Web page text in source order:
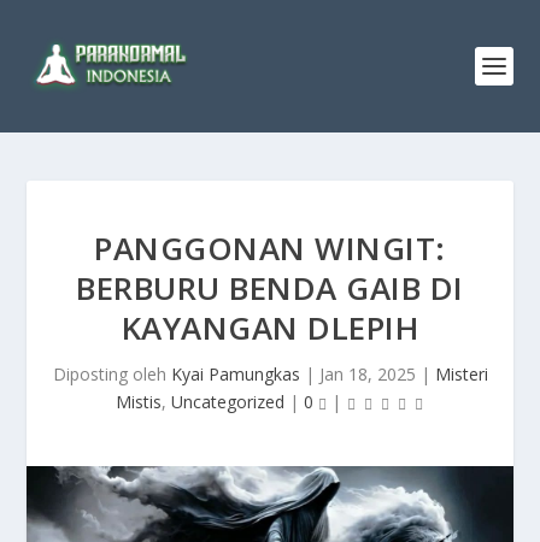
PANGGONAN WINGIT:
BERBURU BENDA GAIB DI
KAYANGAN DLEPIH
Diposting oleh Kyai Pamungkas | Jan 18, 2025 | Misteri
Mistis, Uncategorized | 0 |